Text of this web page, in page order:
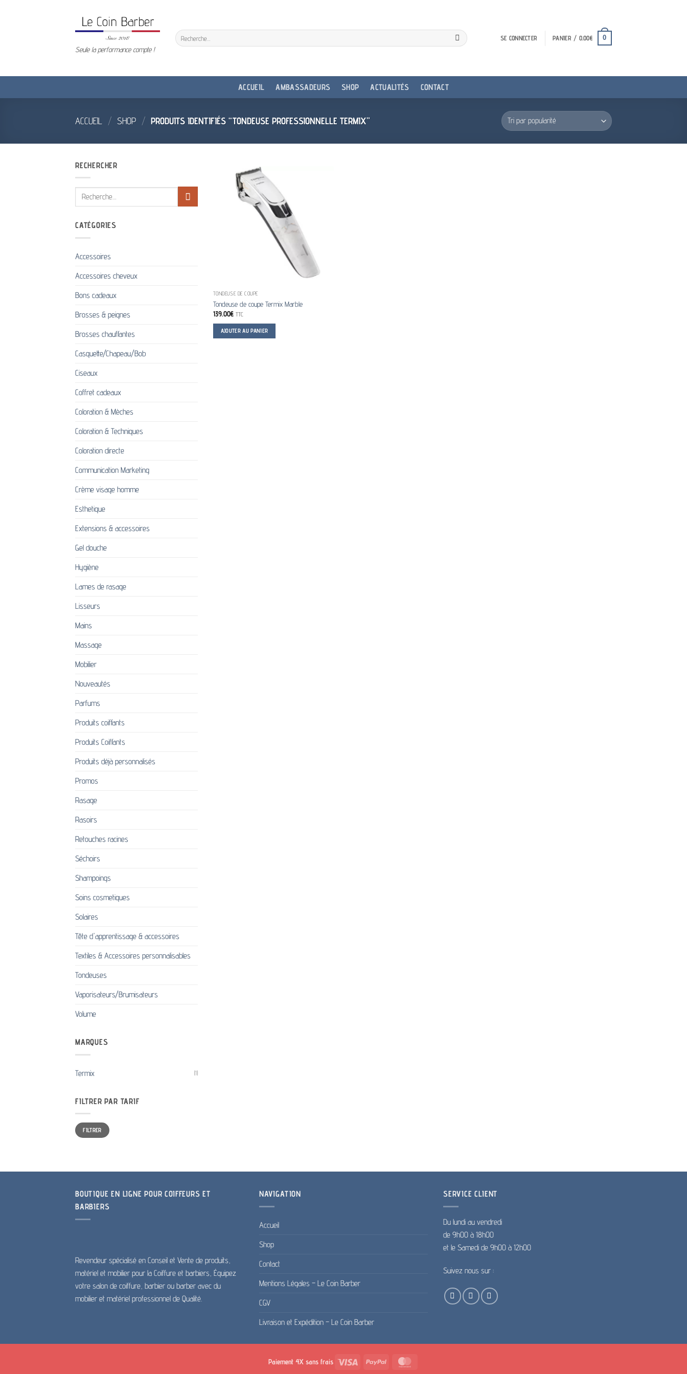
Seule la performance compte !
Recherche
pour :
SE CONNECTER PANIER / 0.00€ 0
ACCUEIL AMBASSADEURS SHOP ACTUALITÉS CONTACT
ACCUEIL / SHOP / PRODUITS IDENTIFIÉS “TONDEUSE PROFESSIONNELLE TERMIX”
RECHERCHER
Recherche
pour :
CATÉGORIES
Accessoires
Accessoires cheveux
Bons cadeaux
Brosses & peignes
Brosses chauffantes
Casquette/Chapeau/Bob
Ciseaux
Coffret cadeaux
Coloration & Mèches
Coloration & Techniques
Coloration directe
Communication Marketing
Crème visage homme
Esthetique
Extensions & accessoires
Gel douche
Hygiène
Lames de rasage
Lisseurs
Mains
Massage
Mobilier
Nouveautés
Parfums
Produits coiffants
Produits Coiffants
Produits déjà personnalisés
Promos
Rasage
Rasoirs
Retouches racines
Séchoirs
Shampoings
Soins cosmetiques
Solaires
Tête d'apprentissage & accessoires
Textiles & Accessoires personnalisables
Tondeuses
Vaporisateurs/Brumisateurs
Volume
MARQUES
Termix (1)
FILTRER PAR TARIF
Prix
min
Prix
maxFILTRER
TONDEUSE DE COUPE
Tondeuse de coupe Termix Marble
139.00€ TTC
AJOUTER AU PANIER
BOUTIQUE EN LIGNE POUR COIFFEURS ET
BARBIERS
Revendeur spécialisé en Conseil et Vente de produits,
matériel et mobilier pour la Coiffure et barbiers, Équipez
votre salon de coiffure, barbier ou barber avec du
mobilier et matériel professionnel de Qualité.
NAVIGATION
Accueil
Shop
Contact
Mentions Légales – Le Coin Barber
CGV
Livraison et Expédition – Le Coin Barber
SERVICE CLIENT
Du lundi au vendredi
de 9h00 à 18h00
et le Samedi de 9h00 à 12h00
Suivez nous sur :
Paiement 4X sans frais Visa PayPal